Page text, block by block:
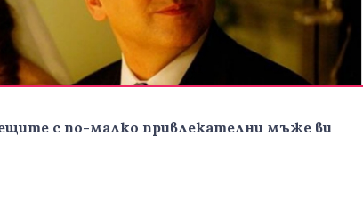
с по-малко привлекателни мъже ви